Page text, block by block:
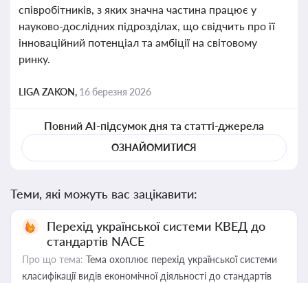
співробітників, з яких значна частина працює у
науково-дослідних підрозділах, що свідчить про її
інноваційний потенціал та амбіції на світовому
ринку.
LIGA ZAKON, 16 березня 2026
Повний AI-підсумок дня та статті-джерела
ОЗНАЙОМИТИСЯ
Теми, які можуть вас зацікавити:
Перехід української системи КВЕД до
стандартів NACE
Про що тема: Тема охоплює перехід української системи
класифікації видів економічної діяльності до стандартів